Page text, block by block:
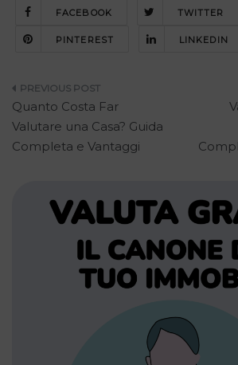
FACEBOOK TWITTER
PINTEREST LINKEDIN
Navigazione
articoli
Quanto Costa Far
Valutare una Casa? Guida
Completa e Vantaggi